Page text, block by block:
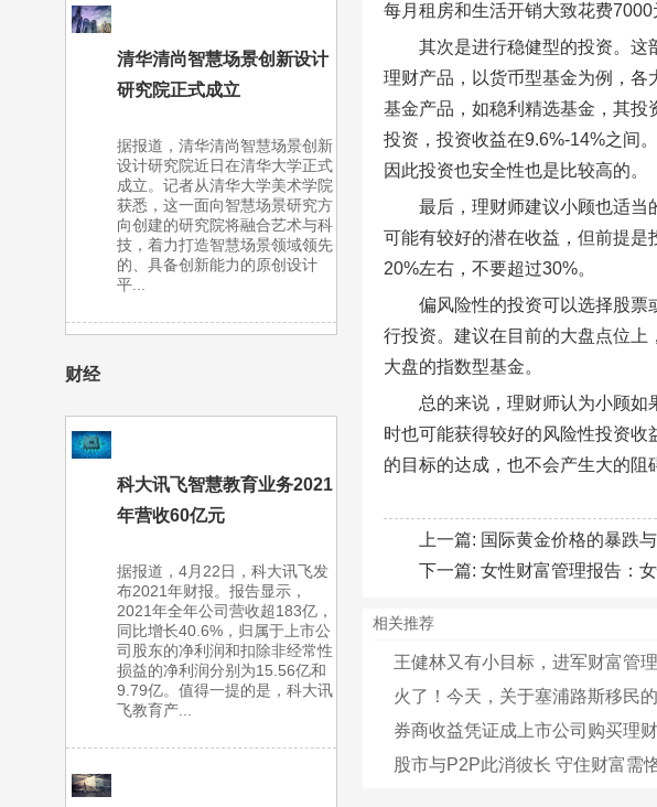
清华清尚智慧场景创新设计
研究院正式成立
据报道，清华清尚智慧场景创新
设计研究院近日在清华大学正式
成立。记者从清华大学美术学院
获悉，这一面向智慧场景研究方
向创建的研究院将融合艺术与科
技，着力打造智慧场景领域领先
的、具备创新能力的原创设计
平...
财经
科大讯飞智慧教育业务2021
年营收60亿元
据报道，4月22日，科大讯飞发
布2021年财报。报告显示，
2021年全年公司营收超183亿，
同比增长40.6%，归属于上市公
司股东的净利润和扣除非经常性
损益的净利润分别为15.56亿和
9.79亿。值得一提的是，科大讯
飞教育产...
每月租房和生活开销大致花费
其次是进行稳健型的投资。这
理财产品，以货币型基金为例，各
基金产品，如稳利精选基金，其投
投资，投资收益在9.6%-14%之间
因此投资也安全性也是比较高的。
最后，理财师建议小顾也适当
可能有较好的潜在收益，但前提
20%左右，不要超过30%。
偏风险性的投资可以选择股票
行投资。建议在目前的大盘点位
大盘的指数型基金。
总的来说，理财师认为小顾如
时也可能获得较好的风险性投资
的目标的达成，也不会产生大的阻
上一篇: 国际黄金价格的暴跌
下一篇: 女性财富管理报告：
相关推荐
王健林又有小目标，进军财富管
火了！今天，关于塞浦路斯移民
券商收益凭证成上市公司购买理财
股市与P2P此消彼长 守住财富需